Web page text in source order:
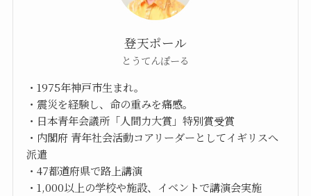
登天ポール
とうてんぽーる
・1975年神戸市生まれ。
・震災を経験し、命の重みを痛感。
・日本青年会議所「人間力大賞」特別賞受賞
・内閣府 青年社会活動コアリーダーとしてイギリスへ
派遣
・47都道府県で路上講演
・1,000以上の学校や施設、イベントで講演会実施